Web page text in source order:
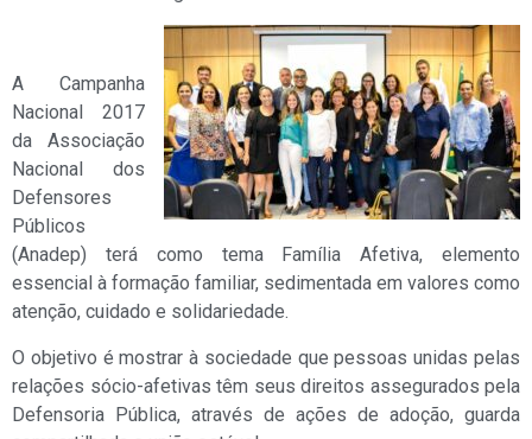
A Campanha
Nacional 2017
da Associação
Nacional dos
Defensores
Públicos
(Anadep) terá como tema Família Afetiva, elemento
essencial à formação familiar, sedimentada em valores como
atenção, cuidado e solidariedade.
O objetivo é mostrar à sociedade que pessoas unidas pelas
relações sócio-afetivas têm seus direitos assegurados pela
Defensoria Pública, através de ações de adoção, guarda